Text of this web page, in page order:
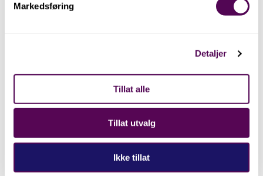
Markedsføring
Detaljer
Tillat alle
Tillat utvalg
Ikke tillat
motstandskampen